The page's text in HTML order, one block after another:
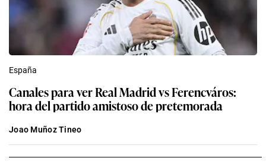
España
Canales para ver Real Madrid vs Ferencváros:
hora del partido amistoso de pretemorada
Joao Muñoz Tineo